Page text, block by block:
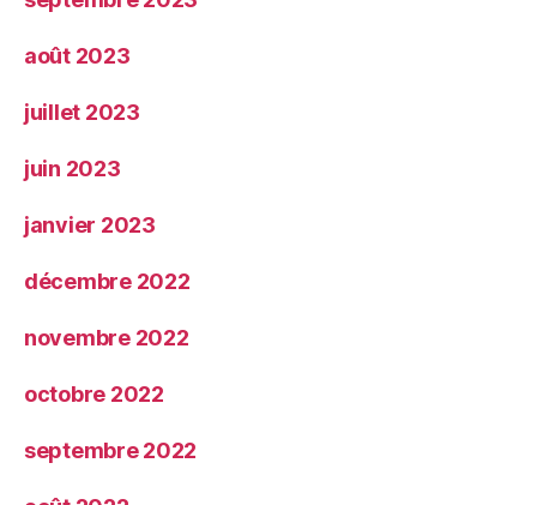
août 2023
juillet 2023
juin 2023
janvier 2023
décembre 2022
novembre 2022
octobre 2022
septembre 2022